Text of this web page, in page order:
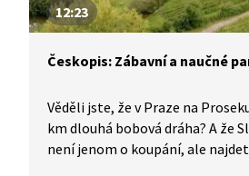
12:23
Českopis: Zábavní a naučné
Věděli jste, že v Praze na
km dlouhá bobová dráha? A že
není jenom o koupání, ale